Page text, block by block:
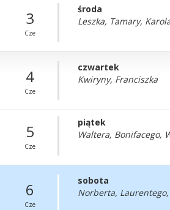
3
Cze
środa
Leszka, Tamary,
4
Cze
czwartek
Kwiryny, Franciszka
5
Cze
piątek
Waltera, Bonifacego,
6
Cze
sobota
Norberta, Laurentego,